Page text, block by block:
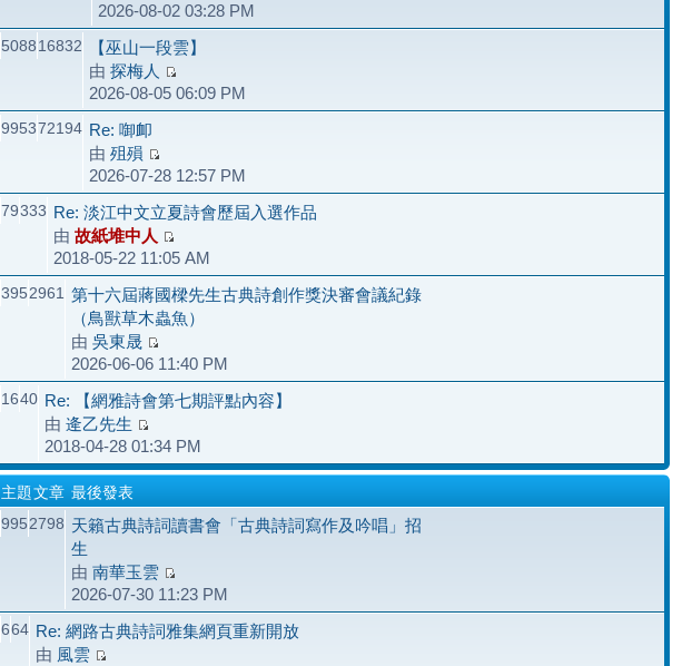
2026-08-02 03:28 PM
508816832
【巫山一段雲】
由 探梅人
2026-08-05 06:09 PM
995372194 Re: 啣卹
由 殂殞
2026-07-28 12:57 PM
79333 Re: 淡江中文立夏詩會歷屆入選作品
由 故紙堆中人
2018-05-22 11:05 AM
3952961 第十六屆蔣國樑先生古典詩創作獎決審會議紀錄
（鳥獸草木蟲魚）
由 吳東晟
2026-06-06 11:40 PM
1640 Re: 【網雅詩會第七期評點內容】
由 逄乙先生
2018-04-28 01:34 PM
主題文章 最後發表
9952798 天籟古典詩詞讀書會「古典詩詞寫作及吟唱」招
生
由 南華玉雲
2026-07-30 11:23 PM
664 Re: 網路古典詩詞雅集網頁重新開放
由 風雲